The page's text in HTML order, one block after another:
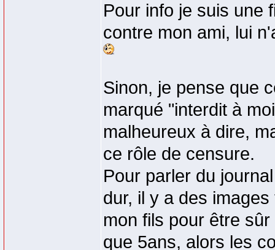
Pour info je suis une
contre mon ami, lui
Sinon, je pense que
marqué "interdit à
malheureux à dire,
ce rôle de censure.
Pour parler du
dur, il y a des
mon fils pour être
que 5ans, alors les